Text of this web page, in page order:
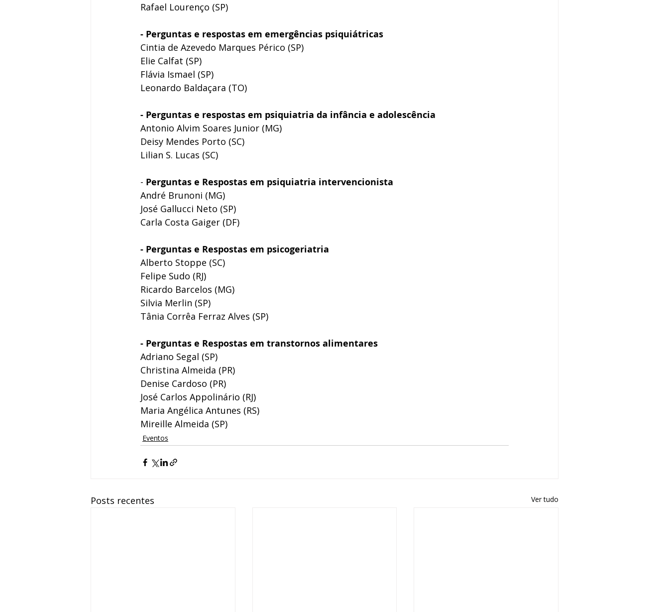
Rafael Lourenço (SP)
- Perguntas e respostas em emergências psiquiátricas
Cintia de Azevedo Marques Périco (SP)
Elie Calfat (SP)
Flávia Ismael (SP)
Leonardo Baldaçara (TO)
- Perguntas e respostas em psiquiatria da infância e adolescência
Antonio Alvim Soares Junior (MG)
Deisy Mendes Porto (SC)
Lilian S. Lucas (SC)
- Perguntas e Respostas em psiquiatria intervencionista
André Brunoni (MG)
José Gallucci Neto (SP)
Carla Costa Gaiger (DF)
- Perguntas e Respostas em psicogeriatria
Alberto Stoppe (SC)
Felipe Sudo (RJ)
Ricardo Barcelos (MG)
Silvia Merlin (SP)
Tânia Corrêa Ferraz Alves (SP)
- Perguntas e Respostas em transtornos alimentares
Adriano Segal (SP)
Christina Almeida (PR)
Denise Cardoso (PR)
José Carlos Appolinário (RJ)
Maria Angélica Antunes (RS)
Mireille Almeida (SP)
Eventos
Posts recentes Ver tudo